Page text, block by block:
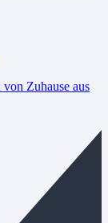
Zuhause aus